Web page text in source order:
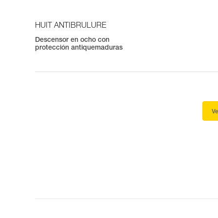
HUIT ANTIBRULURE
Descensor en ocho con
protección antiquemaduras